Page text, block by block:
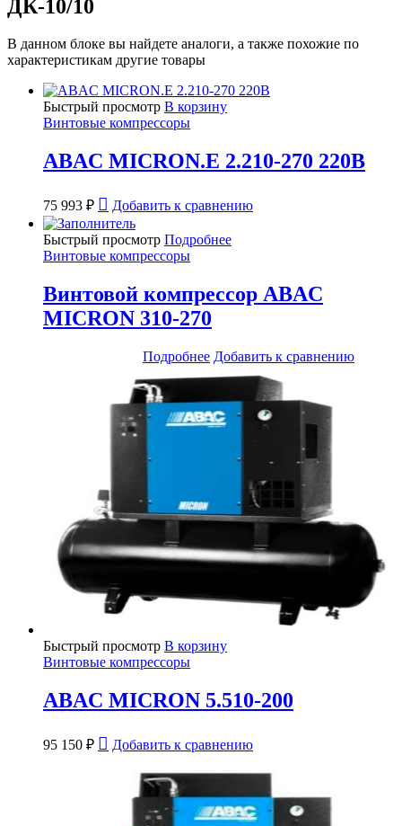
ДК-10/10
В данном блоке вы найдете аналоги, а также похожие по
характеристикам другие товары
Быстрый просмотр В корзину
Винтовые компрессоры
ABAC MICRON.E 2.210-270 220В
75 993 ₽ Добавить к сравнению
Быстрый просмотр Подробнее
Винтовые компрессоры
Винтовой компрессор ABAC
MICRON 310-270
Подробнее Добавить к сравнению
Быстрый просмотр В корзину
Винтовые компрессоры
ABAC MICRON 5.510-200
95 150 ₽ Добавить к сравнению